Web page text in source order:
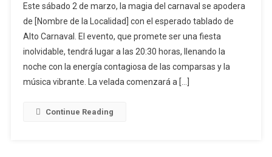
Este
Sábado
Este sábado 2 de marzo, la magia del carnaval se apodera
de [Nombre de la Localidad] con el esperado tablado de
Alto Carnaval. El evento, que promete ser una fiesta
inolvidable, tendrá lugar a las 20:30 horas, llenando la
noche con la energía contagiosa de las comparsas y la
música vibrante. La velada comenzará a […]
Continue Reading